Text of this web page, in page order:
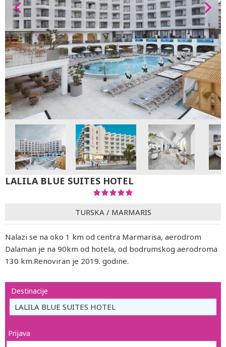
LALILA BLUE SUITES HOTEL
TURSKA / MARMARIS
Nalazi se na oko 1 km od centra Marmarisa, aerodrom
Dalaman je na 90km od hotela, od bodrumskog aerodroma
130 km.Renoviran je 2019. godine.
Destinacije
LALILA BLUE SUITES HOTEL
Prijava